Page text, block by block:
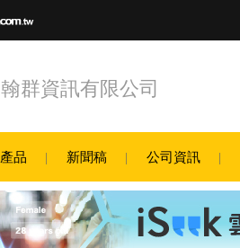
翰群資訊有限公司
產品 新聞稿 公司資訊